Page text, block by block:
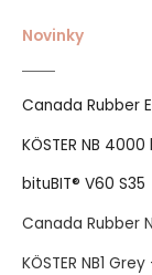
Novinky
Canada Rubber
KÖSTER NB
bituBIT® V60 S35
Canada Rubber
KÖSTER NB1